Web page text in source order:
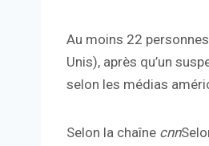
Au moins 22
Unis), après qu’un
selon les médias
Selon la chaîne cnn